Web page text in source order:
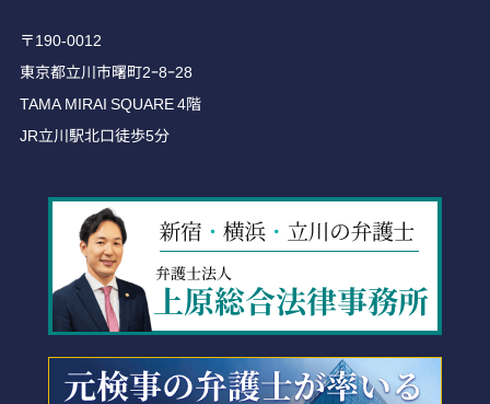
〒190-0012
東京都立川市曙町2ｰ8ｰ28
TAMA MIRAI SQUARE 4階
JR立川駅北口徒歩5分